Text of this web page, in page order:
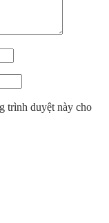
trình duyệt này cho